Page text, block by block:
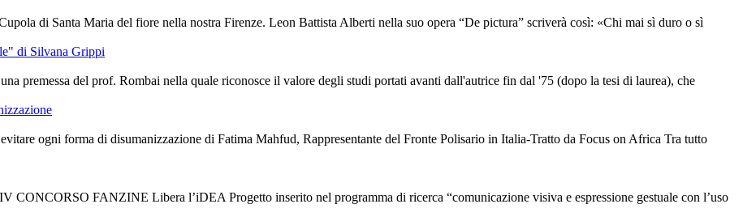
di Santa Maria del fiore nella nostra Firenze. Leon Battista Alberti nella suo opera “De pictura” scriverà così: «Chi mai sì duro o sì
di Silvana Grippi
premessa del prof. Rombai nella quale riconosce il valore degli studi portati avanti dall'autrice fin dal '75 (dopo la tesi di laurea), che
ogni forma di disumanizzazione di Fatima Mahfud, Rappresentante del Fronte Polisario in Italia-Tratto da Focus on Africa Tra tutto
CONCORSO FANZINE Libera l’iDEA Progetto inserito nel programma di ricerca “comunicazione visiva e espressione gestuale con l’uso